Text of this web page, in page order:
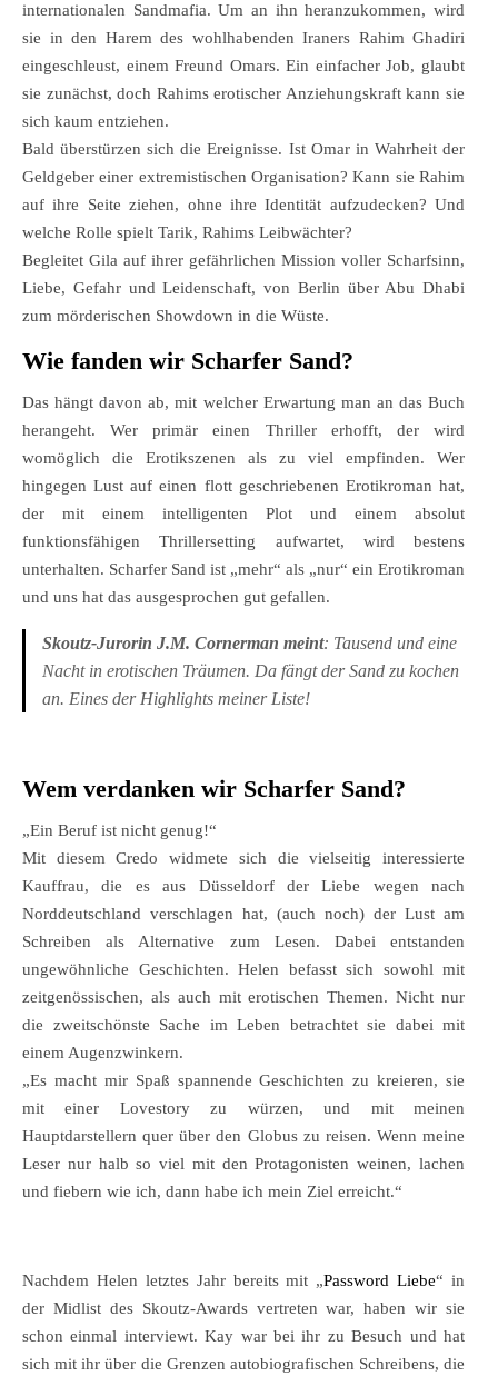
internationalen Sandmafia. Um an ihn heranzukommen, wird
sie in den Harem des wohlhabenden Iraners Rahim Ghadiri
eingeschleust, einem Freund Omars. Ein einfacher Job, glaubt
sie zunächst, doch Rahims erotischer Anziehungskraft kann sie
sich kaum entziehen.
Bald überstürzen sich die Ereignisse. Ist Omar in Wahrheit der
Geldgeber einer extremistischen Organisation? Kann sie Rahim
auf ihre Seite ziehen, ohne ihre Identität aufzudecken? Und
welche Rolle spielt Tarik, Rahims Leibwächter?
Begleitet Gila auf ihrer gefährlichen Mission voller Scharfsinn,
Liebe, Gefahr und Leidenschaft, von Berlin über Abu Dhabi
zum mörderischen Showdown in die Wüste.
Wie fanden wir Scharfer Sand?
Das hängt davon ab, mit welcher Erwartung man an das Buch
herangeht. Wer primär einen Thriller erhofft, der wird
womöglich die Erotikszenen als zu viel empfinden. Wer
hingegen Lust auf einen flott geschriebenen Erotikroman hat,
der mit einem intelligenten Plot und einem absolut
funktionsfähigen Thrillersetting aufwartet, wird bestens
unterhalten. Scharfer Sand ist „mehr“ als „nur“ ein Erotikroman
und uns hat das ausgesprochen gut gefallen.
Skoutz-Jurorin J.M. Cornerman meint: Tausend und eine
Nacht in erotischen Träumen. Da fängt der Sand zu kochen
an. Eines der Highlights meiner Liste!
Wem verdanken wir Scharfer Sand?
„Ein Beruf ist nicht genug!“
Mit diesem Credo widmete sich die vielseitig interessierte
Kauffrau, die es aus Düsseldorf der Liebe wegen nach
Norddeutschland verschlagen hat, (auch noch) der Lust am
Schreiben als Alternative zum Lesen. Dabei entstanden
ungewöhnliche Geschichten. Helen befasst sich sowohl mit
zeitgenössischen, als auch mit erotischen Themen. Nicht nur
die zweitschönste Sache im Leben betrachtet sie dabei mit
einem Augenzwinkern.
„Es macht mir Spaß spannende Geschichten zu kreieren, sie
mit einer Lovestory zu würzen, und mit meinen
Hauptdarstellern quer über den Globus zu reisen. Wenn meine
Leser nur halb so viel mit den Protagonisten weinen, lachen
und fiebern wie ich, dann habe ich mein Ziel erreicht.“
Nachdem Helen letztes Jahr bereits mit „Password Liebe“ in
der Midlist des Skoutz-Awards vertreten war, haben wir sie
schon einmal interviewt. Kay war bei ihr zu Besuch und hat
sich mit ihr über die Grenzen autobiografischen Schreibens, die